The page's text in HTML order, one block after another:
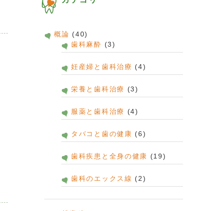
概論 (40)
歯科麻酔 (3)
妊産婦と歯科治療 (4)
栄養と歯科治療 (3)
服薬と歯科治療 (4)
タバコと歯の健康 (6)
歯科疾患と全身の健康 (19)
歯科のエックス線 (2)